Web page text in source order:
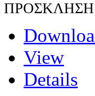
ΠΡΟΣΚΛΗΣΗ
View
Details